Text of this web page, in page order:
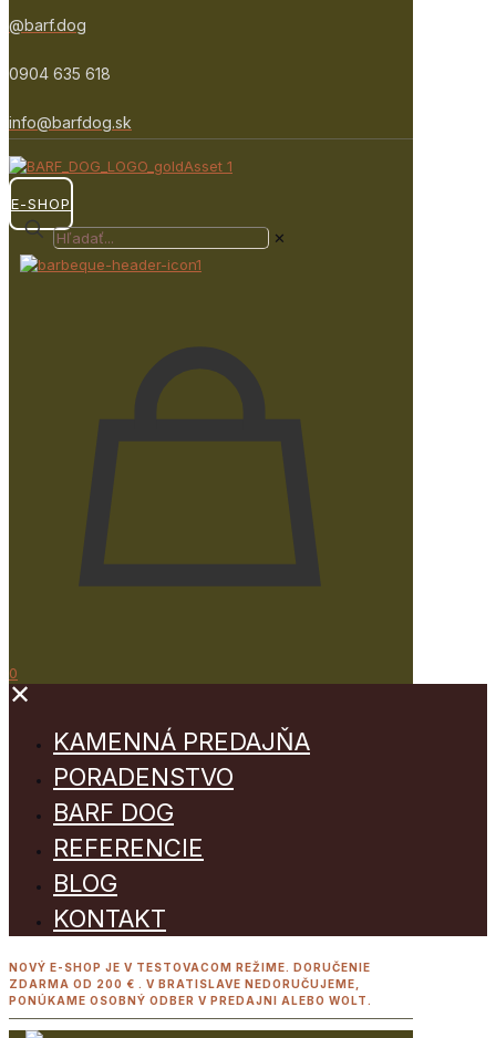
@barf.dog
0904 635 618
info@barfdog.sk
E-SHOP
✕
0
✕
KAMENNÁ PREDAJŇA
PORADENSTVO
BARF DOG
REFERENCIE
BLOG
KONTAKT
NOVÝ E-SHOP JE V TESTOVACOM REŽIME. DORUČENIE
ZDARMA OD 200 € . V BRATISLAVE NEDORUČUJEME,
PONÚKAME OSOBNÝ ODBER V PREDAJNI ALEBO WOLT.